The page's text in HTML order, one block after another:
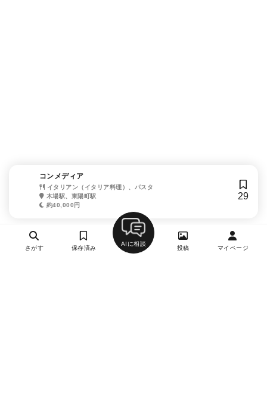
コンメディア
イタリアン（イタリア料理）、パスタ
木場駅、東陽町駅
約40,000円
29
さがす 保存済み
AIに相談
投稿 マイページ